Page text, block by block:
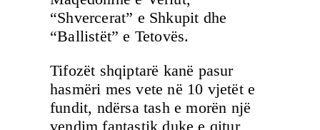
“Shvercerat” e Shkupit dhe
“Ballistët” e Tetovës.
Tifozët shqiptarë kanë pasur
hasmëri mes vete në 10 vjetët e
fundit, ndërsa tash e morën një
vendim fantastik duke e qitur